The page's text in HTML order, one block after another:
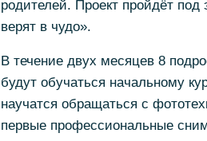
родителей. Проект пройдёт под
верят в чудо».
В течение двух месяцев 8
будут обучаться начальному
научатся обращаться с
первые профессиональные